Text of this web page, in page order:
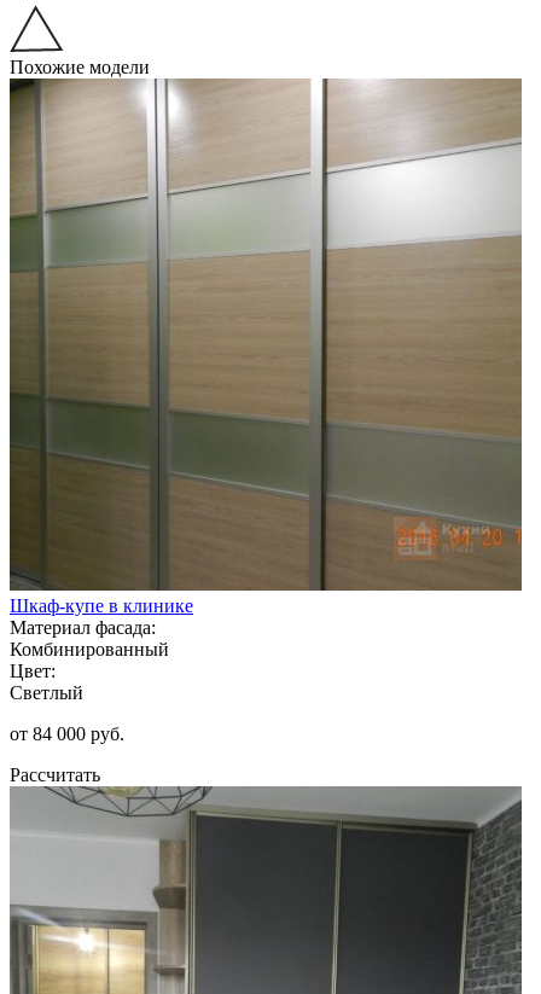
Похожие модели
Шкаф-купе в клинике
Материал фасада:
Комбинированный
Цвет:
Светлый
от 84 000 руб.
Рассчитать